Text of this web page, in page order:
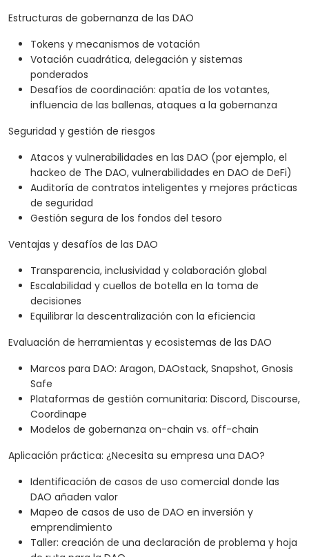
Estructuras de gobernanza de las DAO
Tokens y mecanismos de votación
Votación cuadrática, delegación y sistemas
ponderados
Desafíos de coordinación: apatía de los votantes,
influencia de las ballenas, ataques a la gobernanza
Seguridad y gestión de riesgos
Atacos y vulnerabilidades en las DAO (por ejemplo, el
hackeo de The DAO, vulnerabilidades en DAO de DeFi)
Auditoría de contratos inteligentes y mejores prácticas
de seguridad
Gestión segura de los fondos del tesoro
Ventajas y desafíos de las DAO
Transparencia, inclusividad y colaboración global
Escalabilidad y cuellos de botella en la toma de
decisiones
Equilibrar la descentralización con la eficiencia
Evaluación de herramientas y ecosistemas de las DAO
Marcos para DAO: Aragon, DAOstack, Snapshot, Gnosis
Safe
Plataformas de gestión comunitaria: Discord, Discourse,
Coordinape
Modelos de gobernanza on-chain vs. off-chain
Aplicación práctica: ¿Necesita su empresa una DAO?
Identificación de casos de uso comercial donde las
DAO añaden valor
Mapeo de casos de uso de DAO en inversión y
emprendimiento
Taller: creación de una declaración de problema y hoja